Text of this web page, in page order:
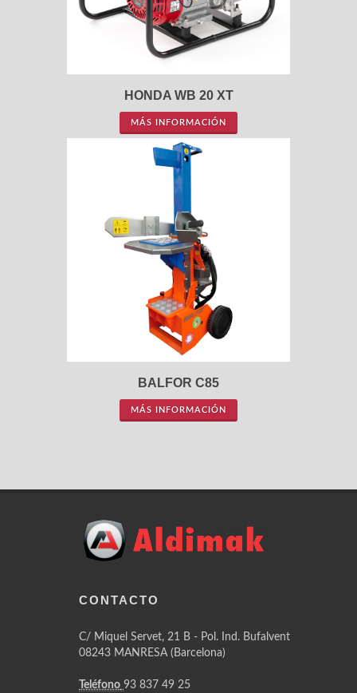
HONDA WB 20 XT
MÁS INFORMACIÓN
BALFOR C85
MÁS INFORMACIÓN
CONTACTO
C/ Miquel Servet, 21 B - Pol. Ind. Bufalvent
08243 MANRESA (Barcelona)
Teléfono 93 837 49 25